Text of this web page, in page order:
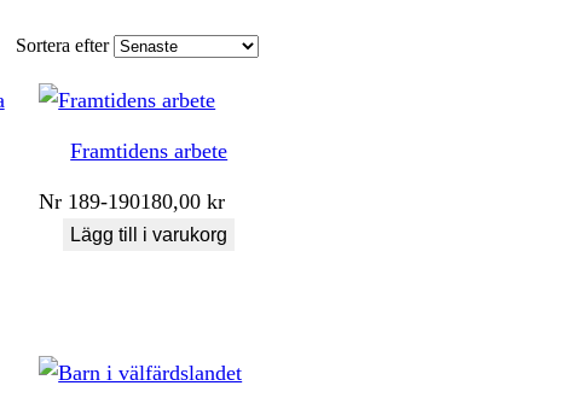
Sortera efter
Framtidens arbete
Nr 189-190180,00kr
Lägg till i varukorg